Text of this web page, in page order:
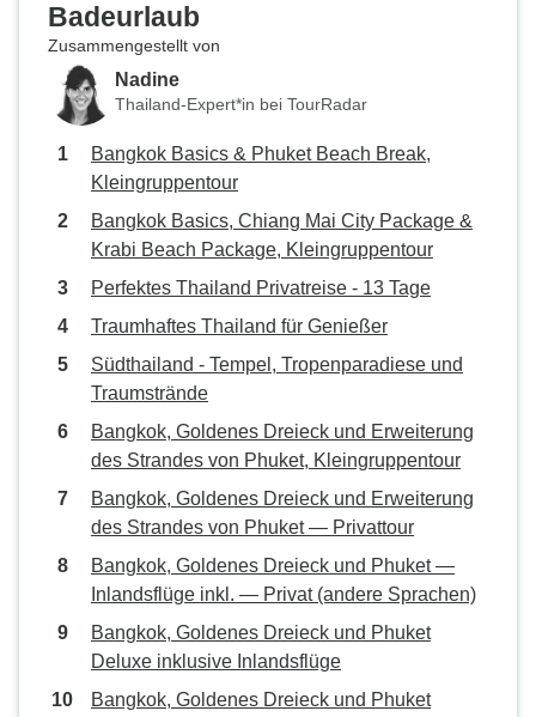
Badeurlaub
Zusammengestellt von
Nadine
Thailand-Expert*in bei TourRadar
Bangkok Basics & Phuket Beach Break,
Kleingruppentour
Bangkok Basics, Chiang Mai City Package &
Krabi Beach Package, Kleingruppentour
Perfektes Thailand Privatreise - 13 Tage
Traumhaftes Thailand für Genießer
Südthailand - Tempel, Tropenparadiese und
Traumstrände
Bangkok, Goldenes Dreieck und Erweiterung
des Strandes von Phuket, Kleingruppentour
Bangkok, Goldenes Dreieck und Erweiterung
des Strandes von Phuket — Privattour
Bangkok, Goldenes Dreieck und Phuket —
Inlandsflüge inkl. — Privat (andere Sprachen)
Bangkok, Goldenes Dreieck und Phuket
Deluxe inklusive Inlandsflüge
Bangkok, Goldenes Dreieck und Phuket